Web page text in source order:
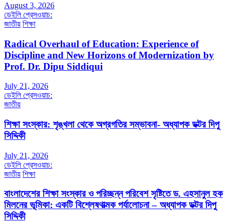
August 3, 2026
ডেইলি প্রেসওয়াচ:
জাতীয় শিক্ষা
Radical Overhaul of Education: Experience of
Discipline and New Horizons of Modernization by
Prof. Dr. Dipu Siddiqui
July 21, 2026
ডেইলি প্রেসওয়াচ:
জাতীয়
শিক্ষা সংস্কার: শৃঙ্খলা থেকে অগ্রগতির সম্ভাবনা- অধ্যাপক ডক্টর দিপু
সিদ্দিকী
July 21, 2026
ডেইলি প্রেসওয়াচ:
জাতীয় শিক্ষা
বাংলাদেশের শিক্ষা সংস্কার ও পরিচ্ছন্ন পরিবেশ সৃষ্টিতে ড. এহসানুল হক
মিলনের ভূমিকা: একটি বিশ্লেষণাত্মক পর্যালোচনা – অধ্যাপক ডক্টর দিপু
সিদ্দিকী